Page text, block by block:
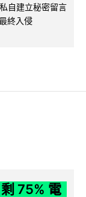
自建立秘密留言
終入侵
75% 電